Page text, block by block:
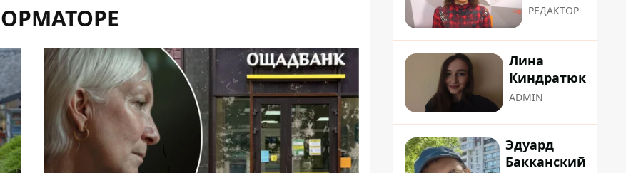
РЕДАКТОР
Лина
Киндратюк
ADMIN
Эдуард
Бакканский